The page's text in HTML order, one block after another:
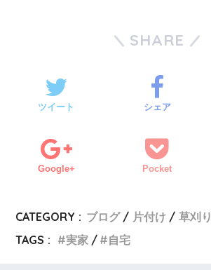
SHARE
ツイート シェア
Google+ Pocket
CATEGORY : ブログ 片付け
草刈り
TAGS :
実家 自宅